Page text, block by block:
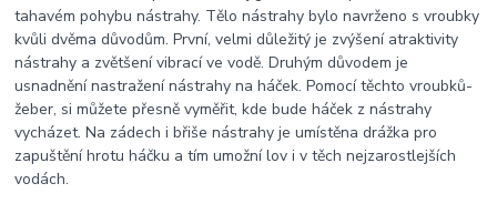
tahavém pohybu nástrahy. Tělo nástrahy bylo navrženo s vroubky
kvůli dvěma důvodům. První, velmi důležitý je zvýšení atraktivity
nástrahy a zvětšení vibrací ve vodě. Druhým důvodem je
usnadnění nastražení nástrahy na háček. Pomocí těchto vroubků-
žeber, si můžete přesně vyměřit, kde bude háček z nástrahy
vycházet. Na zádech i břiše nástrahy je umístěna drážka pro
zapuštění hrotu háčku a tím umožní lov i v těch nejzarostlejších
vodách.